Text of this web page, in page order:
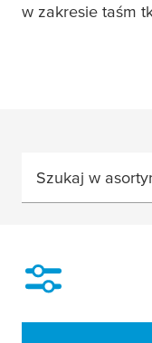
w zakresie taśm
Szukaj w